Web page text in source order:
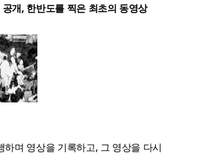
개, 한반도를 찍은 최초의 동영상
하며 영상을 기록하고, 그 영상을 다시